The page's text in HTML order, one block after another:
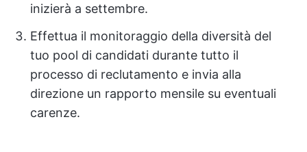
inizierà a settembre.
Effettua il monitoraggio della diversità del
tuo pool di candidati durante tutto il
processo di reclutamento e invia alla
direzione un rapporto mensile su eventuali
carenze.